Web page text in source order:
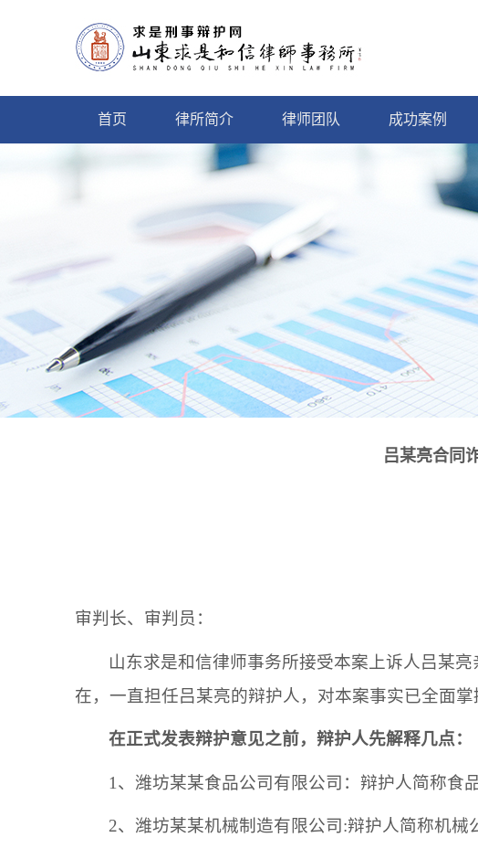
首页 律所简介 律师团队 成功案例
吕某亮合同
审判长、审判员：
山东求是和信律师事务所接受本案上诉人 吕某亮
在，一直担任吕某亮的辩护人，对本案事实已全面掌
在正式发表辩护意见之前，辩护人先解释几点：
1、 潍坊某某食品公司有限公司：辩护人简称食
2、 潍坊某某机械制造有限公司 :辩护人简称机械